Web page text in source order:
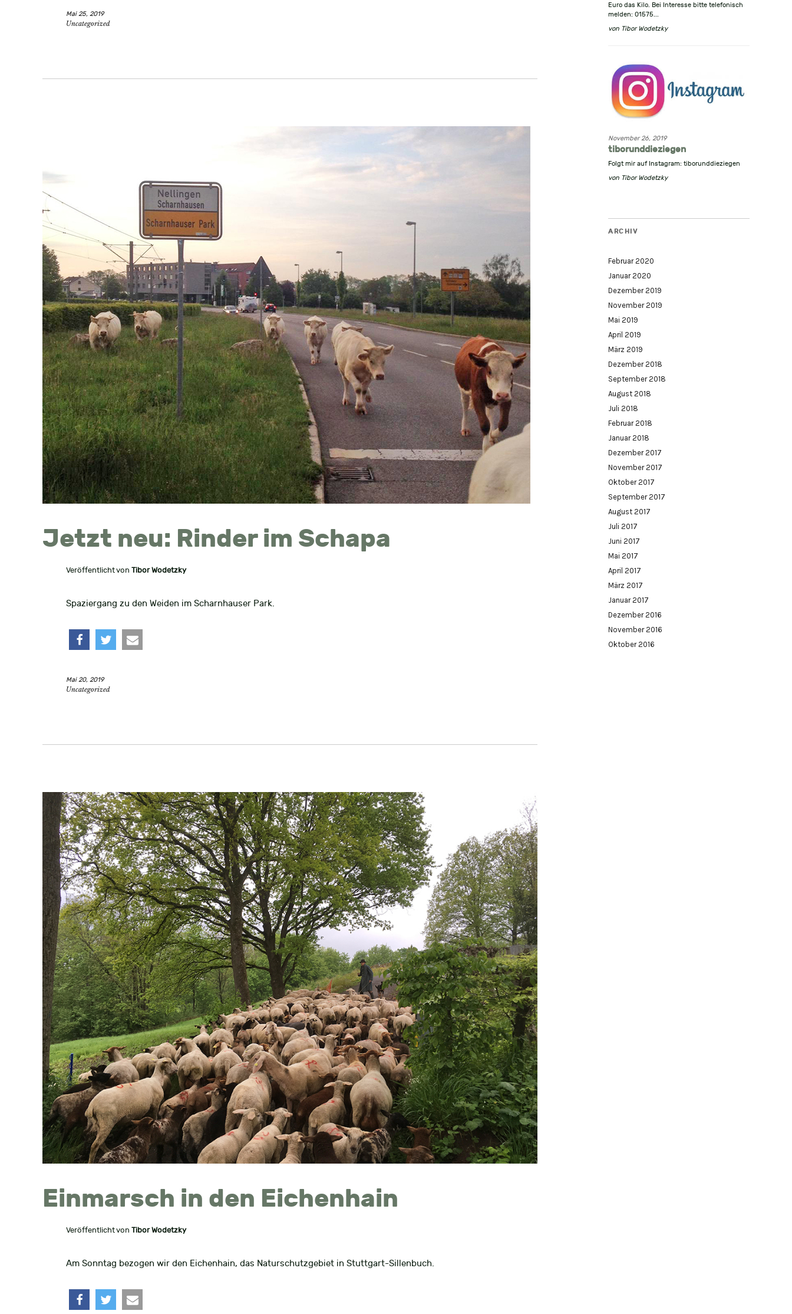
Mai 25, 2019
Uncategorized
Jetzt neu: Rinder im Schapa
Veröffentlicht von Tibor Wodetzky
Spaziergang zu den Weiden im Scharnhauser Park.
Mai 20, 2019
Uncategorized
Einmarsch in den Eichenhain
Veröffentlicht von Tibor Wodetzky
Am Sonntag bezogen wir den Eichenhain, das Naturschutzgebiet in Stuttgart-Sillenbuch.
Euro das Kilo. Bei Interesse bitte telefonisch
melden: 01575...
von Tibor Wodetzky
November 26, 2019
tiborunddieziegen
Folgt mir auf Instagram: tiborunddieziegen
von Tibor Wodetzky
ARCHIV
Februar 2020
Januar 2020
Dezember 2019
November 2019
Mai 2019
April 2019
März 2019
Dezember 2018
September 2018
August 2018
Juli 2018
Februar 2018
Januar 2018
Dezember 2017
November 2017
Oktober 2017
September 2017
August 2017
Juli 2017
Juni 2017
Mai 2017
April 2017
März 2017
Januar 2017
Dezember 2016
November 2016
Oktober 2016